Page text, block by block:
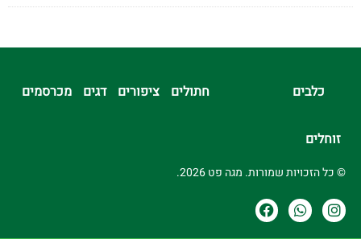
כלבים חתולים ציפורים דגים מכרסמים
זוחלים
© כל הזכויות שמורות. מגה פט 2026.